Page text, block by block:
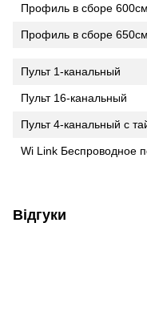
Профиль в сборе
Профиль в сборе
Пульт 1-канальный
Пульт 16-канальный
Пульт 4-канальный с
Wi Link Беспроводное
Відгуки